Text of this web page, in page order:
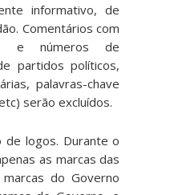
informativo, de
Comentários com
e números de
partidos políticos,
palavras-chave
serão excluídos.
logos. Durante o
as marcas das
do Governo